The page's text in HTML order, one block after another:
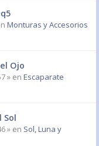
Monturas y Accesorios
Ojo
» en Escaparate
Sol
» en Sol, Luna y